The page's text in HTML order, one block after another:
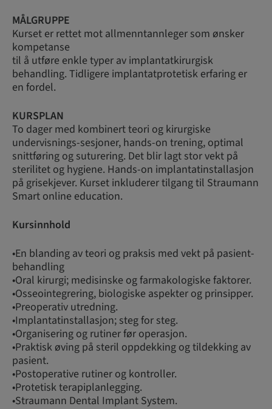
MÅLGRUPPE
Kurset er rettet mot allmenntannleger som ønsker
kompetanse
til å utføre enkle typer av implantatkirurgisk
behandling. Tidligere implantatprotetisk erfaring er
en fordel.
KURSPLAN
To dager med kombinert teori og kirurgiske
undervisnings-sesjoner, hands-on trening, optimal
snittføring og suturering. Det blir lagt stor vekt på
sterilitet og hygiene. Hands-on implantatinstallasjon
på grisekjever. Kurset inkluderer tilgang til Straumann
Smart online education.
Kursinnhold
•En blanding av teori og praksis med vekt på pasient-
behandling
•Oral kirurgi; medisinske og farmakologiske faktorer.
•Osseointegrering, biologiske aspekter og prinsipper.
•Preoperativ utredning.
•Implantatinstallasjon; steg for steg.
•Organisering og rutiner før operasjon.
•Praktisk øving på steril oppdekking og tildekking av
pasient.
•Postoperative rutiner og kontroller.
•Protetisk terapiplanlegging.
•Straumann Dental Implant System.